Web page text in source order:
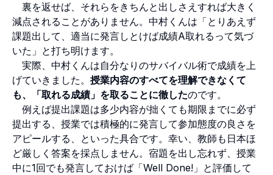
裏を返せば、それらをきちんと出しさえすれば大きく
減点されることがありません。中村くんは「とりあえず
課題出して、適当に発言しとけば成績A取れるって気づ
いた」と打ち明けます。
実際、中村くんは自分なりのサバイバル術で成績を上
げていきました。 授業内容のすべてを理解できなくて
も、「取れる成績」を取ることに徹したのです。
例えば提出課題は多少内容が拙くても期限までに必ず
提出する、授業では積極的に発言して参加態度の良さを
アピールする、といった具合です。幸い、教師も日本ほ
ど厳しく答案を採点しません。宿題を出し忘れず、授業
中に1回でも発言しておけば「Well Done!」と評価して